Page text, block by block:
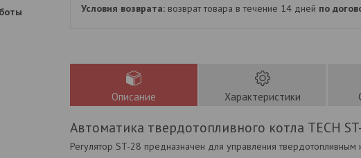
возврат товара в течение 14 дней по
Описание Характеристики
Автоматика твердотопливного котла TECH
Регулятор ST-28 предназначен для управления твердотопливным